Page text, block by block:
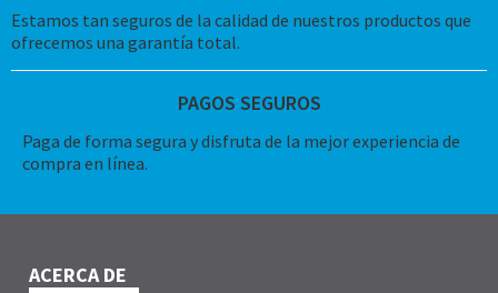
Estamos tan seguros de la calidad de nuestros productos que
ofrecemos una garantía total.
PAGOS SEGUROS
Paga de forma segura y disfruta de la mejor experiencia de
compra en línea.
ACERCA DE